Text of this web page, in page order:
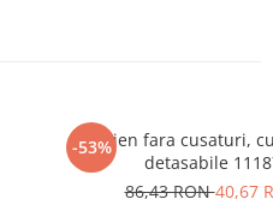
-53%
Sutien fara cusaturi,
detasabile
86,43 RON40,67